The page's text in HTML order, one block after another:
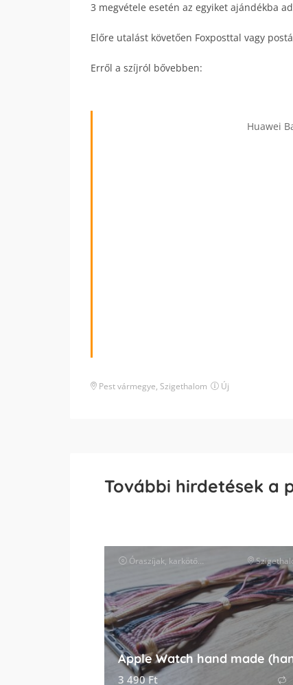
3 megvétele esetén az egyiket ajándékba
Előre utalást követően Foxposttal vagy
Erről a szíjról bővebben:
Huawei
Pest vármegye, Szigethalom Új
További hirdetések a
Óraszíjak, karkötők és tartozékok óra
3 490Ft